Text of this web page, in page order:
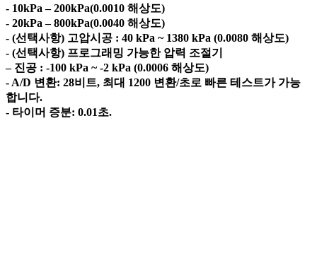
- 10kPa – 200kPa(0.0010 해상도)
- 20kPa – 800kPa(0.0040 해상도)
- (선택사항) 고압시공 : 40 kPa ~ 1380 kPa (0.0080 해상도)
- (선택사항) 프로그래밍 가능한 압력 조절기
– 진공 : -100 kPa ~ -2 kPa (0.0006 해상도)
- A/D 변환: 28비트, 최대 1200 변환/초로 빠른 테스트가 가능
합니다.
- 타이머 증분: 0.01초.